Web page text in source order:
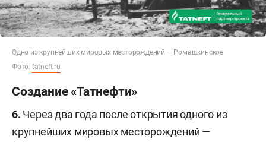
Одно из крупнейших мировых месторождений — Ромашкинское
Фото: tatneft.ru
Создание «Татнефти»
6. Через два года после открытия одного из
крупнейших мировых месторождений —